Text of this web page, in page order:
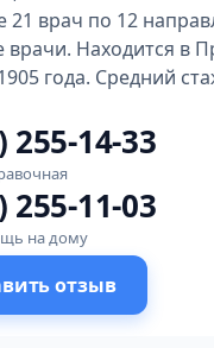
21 врач по 12
Находится в
года. Средний
255-14-33
255-11-03
на дому
отзыв